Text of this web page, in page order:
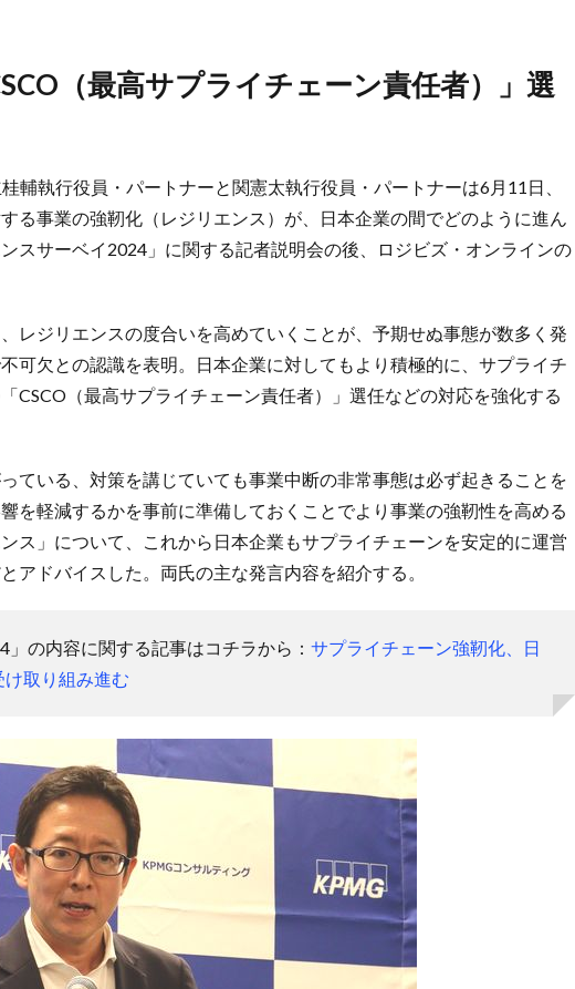
輔執行役員・パートナーと関憲太執行役員・パートナーは6月11日、
る事業の強靭化（レジリエンス）が、日本企業の間でどのように進ん
スサーベイ2024」に関する記者説明会の後、ロジビズ・オンラインの
レジリエンスの度合いを高めていくことが、予期せぬ事態が数多く発
可欠との認識を表明。日本企業に対してもより積極的に、サプライチ
CSCO（最高サプライチェーン責任者）」選任などの対応を強化する
ている、対策を講じていても事業中断の非常事態は必ず起きることを
を軽減するかを事前に準備しておくことでより事業の強靭性を高める
ス」について、これから日本企業もサプライチェーンを安定的に運営
アドバイスした。両氏の主な発言内容を紹介する。
」の内容に関する記事はコチラから： サプライチェーン強靭化、日
取り組み進む